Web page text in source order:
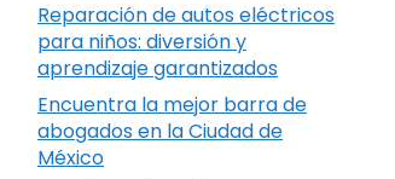
Reparación de autos eléctricos
para niños: diversión y
aprendizaje garantizados
Encuentra la mejor barra de
abogados en la Ciudad de
México